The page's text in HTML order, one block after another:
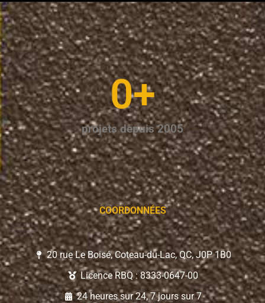
projets depuis 2005
0+
COORDONNÉES
20 rue Le Boisé, Coteau-du-Lac, QC, J0P 1B0
Licence RBQ : 8333-0647-00
24 heures sur 24, 7 jours sur 7